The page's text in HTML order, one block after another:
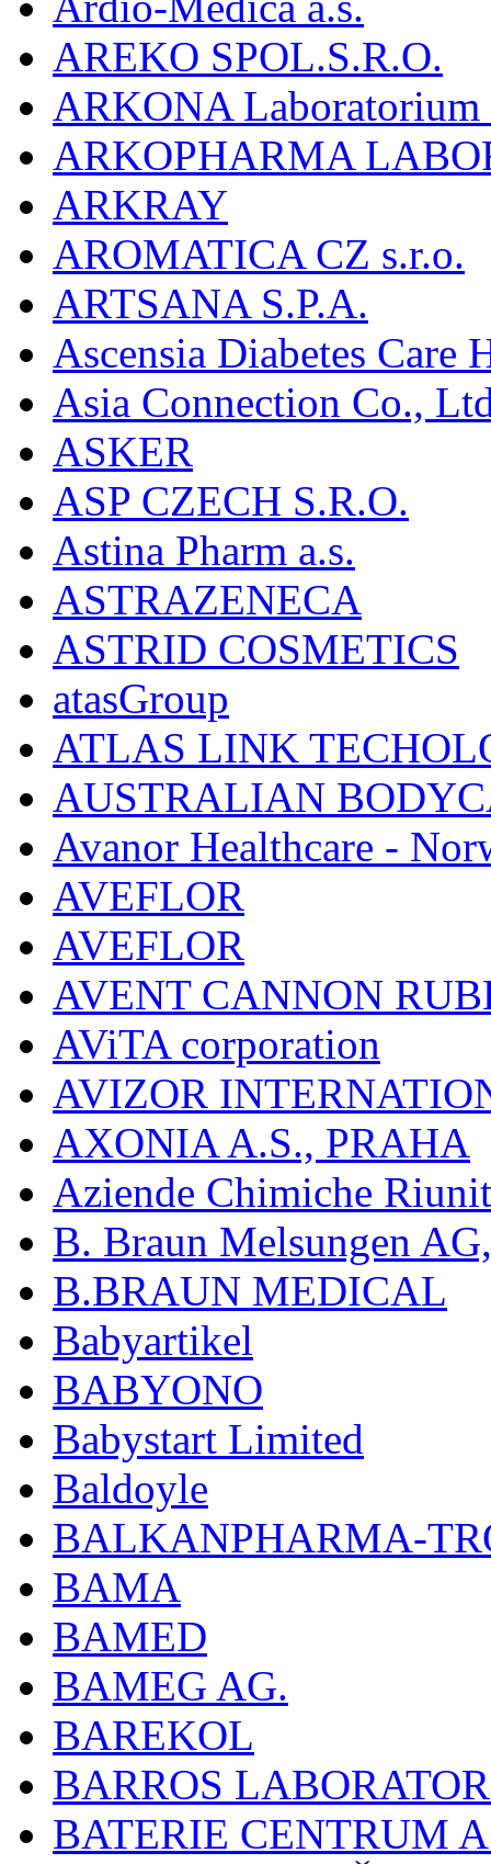
AREKO SPOL.S.R.O.
ARKONA
ARKOPHARMA
ARKRAY
AROMATICA CZ s.r.o.
ARTSANA S.P.A.
Ascensia Diabetes Care
Asia Connection Co.,
ASKER
ASP CZECH S.R.O.
Astina Pharm a.s.
ASTRAZENECA
ASTRID COSMETICS
atasGroup
ATLAS LINK
AUSTRALIAN
Avanor Healthcare -
AVEFLOR
AVEFLOR
AVENT CANNON
AViTA corporation
AVIZOR
AXONIA A.S., PRAHA
Aziende Chimiche
B. Braun Melsungen
B.BRAUN MEDICAL
Babyartikel
BABYONO
Babystart Limited
Baldoyle
BALKANPHARMA-
BAMA
BAMED
BAMEG AG.
BAREKOL
BARROS
BATERIE CENTRUM